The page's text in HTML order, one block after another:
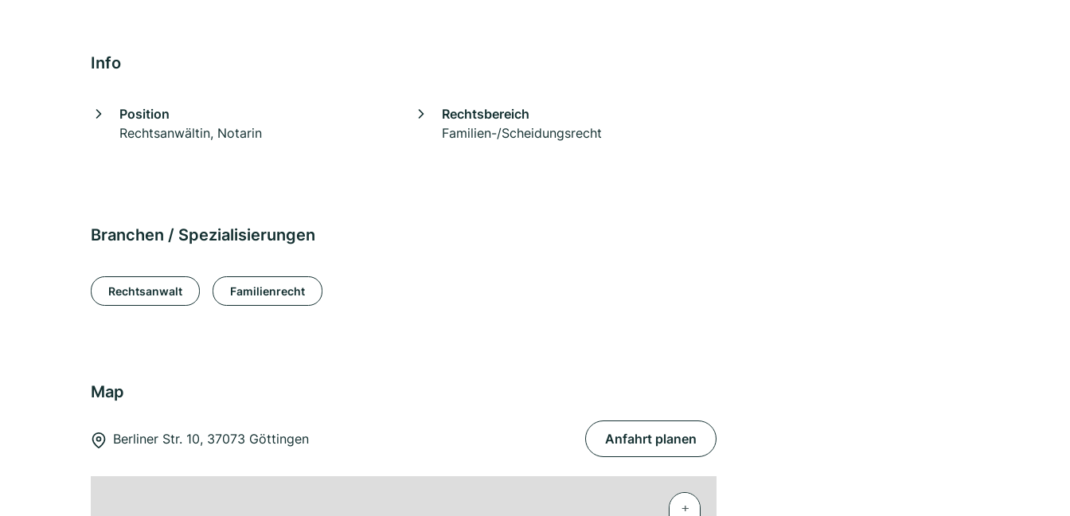
Info
Position
Rechtsanwältin, Notarin
Rechtsbereich
Familien-/Scheidungsrecht
Branchen / Spezialisierungen
Rechtsanwalt Familienrecht
Map
Berliner Str. 10, 37073 Göttingen Anfahrt planen
+